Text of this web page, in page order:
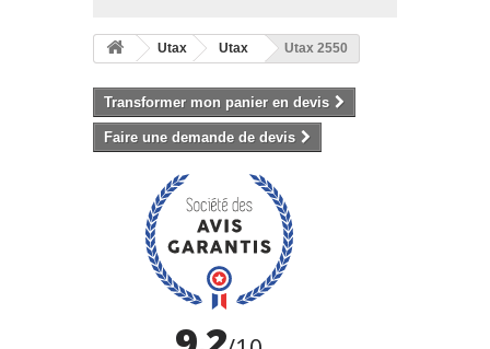
Utax Utax Utax 2550
Transformer mon panier en devis
Faire une demande de devis